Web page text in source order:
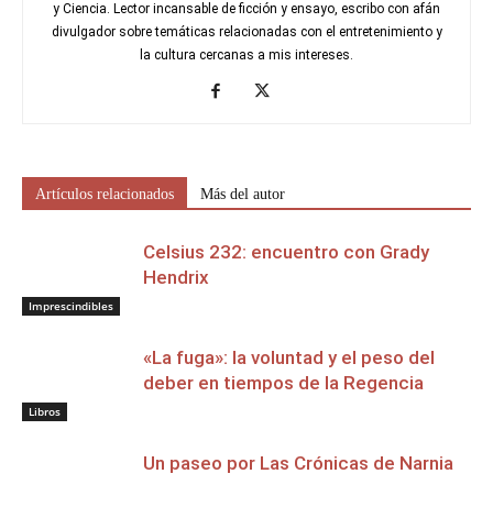
y Ciencia. Lector incansable de ficción y ensayo, escribo con afán
divulgador sobre temáticas relacionadas con el entretenimiento y
la cultura cercanas a mis intereses.
Artículos relacionados Más del autor
Imprescindibles
Celsius 232: encuentro con Grady
Hendrix
Libros
«La fuga»: la voluntad y el peso del
deber en tiempos de la Regencia
Un paseo por Las Crónicas de Narnia